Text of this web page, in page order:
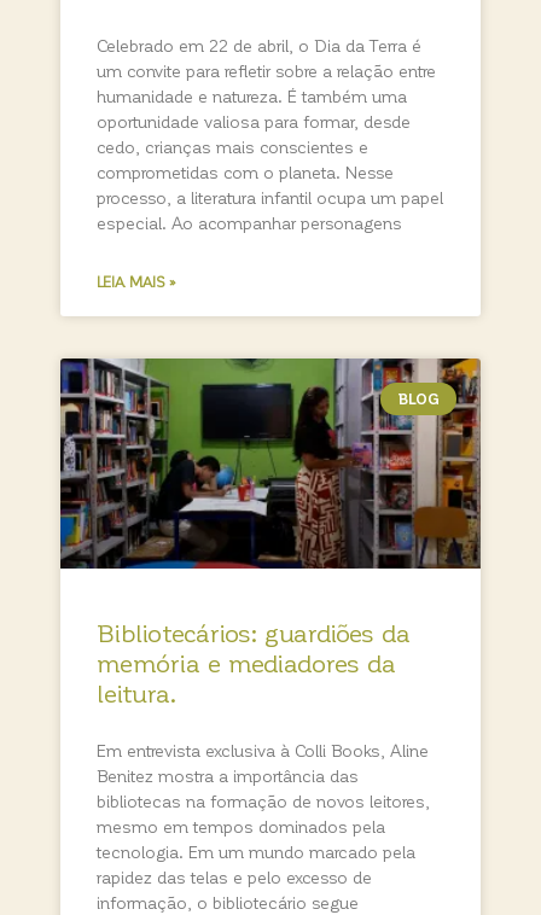
Celebrado em 22 de abril, o Dia da Terra é
um convite para refletir sobre a relação entre
humanidade e natureza. É também uma
oportunidade valiosa para formar, desde
cedo, crianças mais conscientes e
comprometidas com o planeta. Nesse
processo, a literatura infantil ocupa um papel
especial. Ao acompanhar personagens
LEIA MAIS »
BLOG
Bibliotecários: guardiões da
memória e mediadores da
leitura.
Em entrevista exclusiva à Colli Books, Aline
Benitez mostra a importância das
bibliotecas na formação de novos leitores,
mesmo em tempos dominados pela
tecnologia. Em um mundo marcado pela
rapidez das telas e pelo excesso de
informação, o bibliotecário segue